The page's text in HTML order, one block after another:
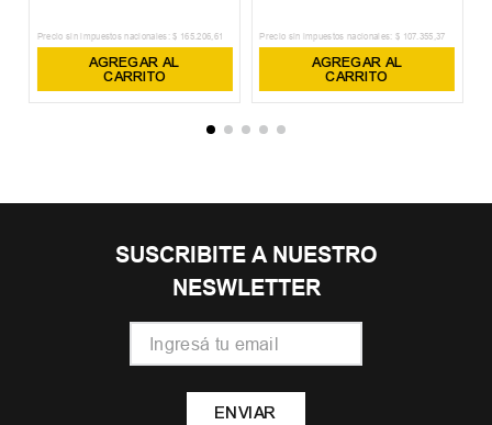
Precio sin impuestos nacionales: $ 165.206,61
AGREGAR AL
CARRITO
Precio sin impuestos nacionales: $ 107.355 ,37
AGREGAR AL
CARRITO
SUSCRIBITE A NUESTRO
NESWLETTER
ENVIAR